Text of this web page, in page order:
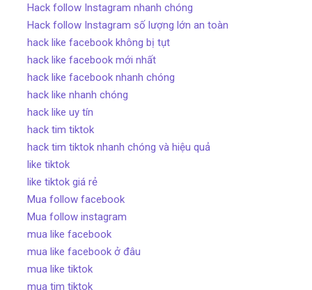
Hack follow Instagram nhanh chóng
Hack follow Instagram số lượng lớn an toàn
hack like facebook không bị tụt
hack like facebook mới nhất
hack like facebook nhanh chóng
hack like nhanh chóng
hack like uy tín
hack tim tiktok
hack tim tiktok nhanh chóng và hiệu quả
like tiktok
like tiktok giá rẻ
Mua follow facebook
Mua follow instagram
mua like facebook
mua like facebook ở đâu
mua like tiktok
mua tim tiktok